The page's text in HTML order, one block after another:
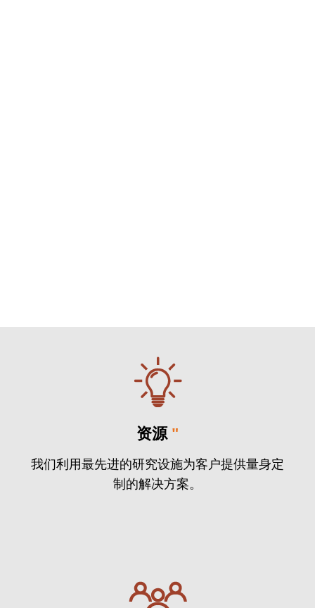
资源 "
我们利用最先进的研究设施为客户提供量身定
制的解决方案。